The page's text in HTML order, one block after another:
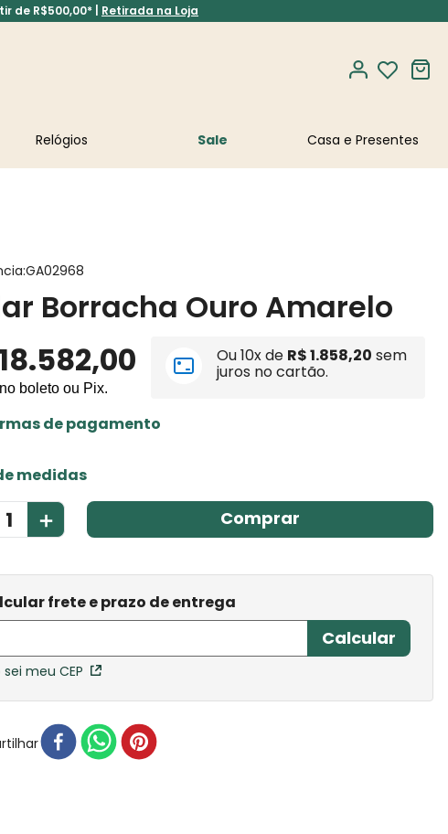
de R$500,00* | Retirada na Loja
Relógios Sale
:GA02968
Borracha Ouro Amarelo
18.582,00
boleto ou Pix.
Ou10x de R$1.858,20 sem
juros no cartão.
de pagamento
medidas
＋ Comprar
sei meu CEP